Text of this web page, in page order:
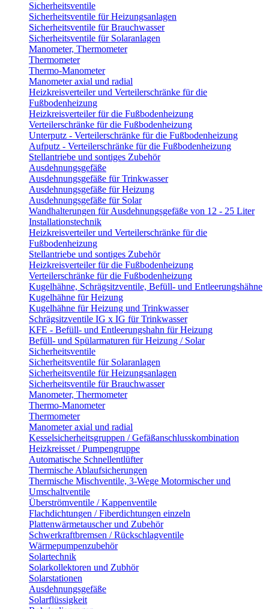
Sicherheitsventile
Sicherheitsventile für Heizungsanlagen
Sicherheitsventile für Brauchwasser
Sicherheitsventile für Solaranlagen
Manometer, Thermometer
Thermometer
Thermo-Manometer
Manometer axial und radial
Heizkreisverteiler und Verteilerschränke für die
Fußbodenheizung
Heizkreisverteiler für die Fußbodenheizung
Verteilerschränke für die Fußbodenheizung
Unterputz - Verteilerschränke für die Fußbodenheizung
Aufputz - Verteilerschränke für die Fußbodenheizung
Stellantriebe und sontiges Zubehör
Ausdehnungsgefäße
Ausdehnungsgefäße für Trinkwasser
Ausdehnungsgefäße für Heizung
Ausdehnungsgefäße für Solar
Wandhalterungen für Ausdehnungsgefäße von 12 - 25 Liter
Installationstechnik
Heizkreisverteiler und Verteilerschränke für die
Fußbodenheizung
Stellantriebe und sontiges Zubehör
Heizkreisverteiler für die Fußbodenheizung
Verteilerschränke für die Fußbodenheizung
Kugelhähne, Schrägsitzventile, Befüll- und Entleerungshähne
Kugelhähne für Heizung
Kugelhähne für Heizung und Trinkwasser
Schrägsitzventile IG x IG für Trinkwasser
KFE - Befüll- und Entleerungshahn für Heizung
Befüll- und Spülarmaturen für Heizung / Solar
Sicherheitsventile
Sicherheitsventile für Solaranlagen
Sicherheitsventile für Heizungsanlagen
Sicherheitsventile für Brauchwasser
Manometer, Thermometer
Thermo-Manometer
Thermometer
Manometer axial und radial
Kesselsicherheitsgruppen / Gefäßanschlusskombination
Heizkreisset / Pumpengruppe
Automatische Schnellentlüfter
Thermische Ablaufsicherungen
Thermische Mischventile, 3-Wege Motormischer und
Umschaltventile
Überströmventile / Kappenventile
Flachdichtungen / Fiberdichtungen einzeln
Plattenwärmetauscher und Zubehör
Schwerkraftbremsen / Rückschlagventile
Wärmepumpenzubehör
Solartechnik
Solarkollektoren und Zubhör
Solarstationen
Ausdehnungsgefäße
Solarflüssigkeit